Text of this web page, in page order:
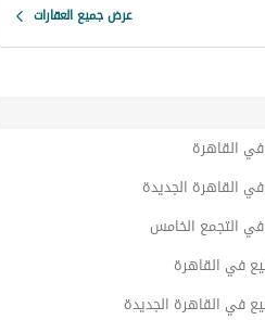
عرض جميع العقارات
القاهرة
القاهرة الجديدة
التجمع الخامس